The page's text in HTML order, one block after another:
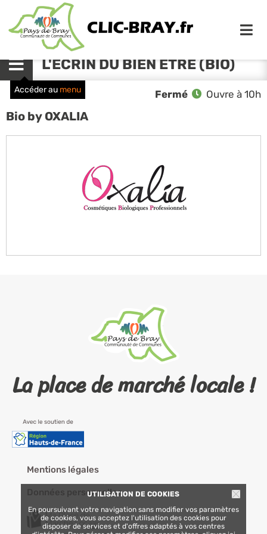
UTILISATION DE COOKIES
En poursuivant votre navigation sans modifier vos paramètres
de cookies, vous acceptez l'utilisation des cookies pour
disposer de services et d'offres adaptés à vos centres
Menu L'ECRIN DU BIEN ETRE (BIO)
Fermé Ouvre à 10h
Accéder au menu
Bio by OXALIA
La place de marché locale !
Mentions légales
Données personnelles